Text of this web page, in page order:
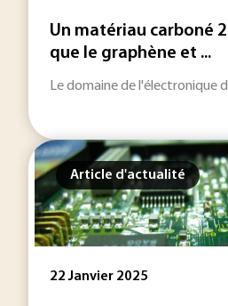
Un matériau carboné
que le graphène et ...
Le domaine de l'électronique
Article d'actualité
22 Janvier 2025